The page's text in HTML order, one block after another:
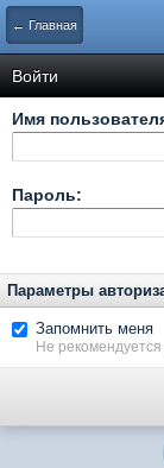
← Главная
Войти
Имя
Пароль:
Параметры
Запомнить меня
Не